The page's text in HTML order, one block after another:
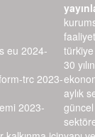
eu 2024-
trc 2023-
2023-
türki̇ye
30
aylık